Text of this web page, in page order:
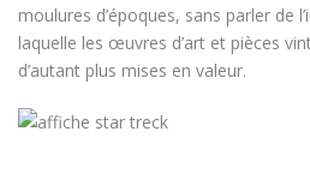
moulures d’époques, sans parler de
laquelle les œuvres d’art et pièces
d’autant plus mises en valeur.